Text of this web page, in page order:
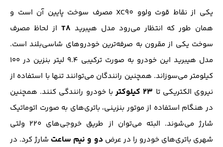
یکی از نقاط قوت ولوو XC90 مصرف سوخت پایین آن است و
همان طور که انتظار می‌رود مدل‌ هیبرید T8 از لحاظ مصرف
سوخت یکی از مقرون به صرفه‌ترین خودروهای شاسی‌بلند است.
مدل‌ هیبرید این خودرو به صورت ترکیبی ۹.۴ لیتر بنزین در ۱۰۰
کیلومتر می‌سوزاند. همچنین رانندگان می‌توانند تنها با استفاده از
نیروی الکتریکی تا ۲۳ کیلوکتر
با خودرو رانندگی کنند. همچنین
در هنگام استفاده از موتور بنزینی، باتری‌های به صورت اتوماتیک
شارژ می‌شوند. البته می‌توان از طریق خروجی‌های ۲۲۰ ولتی
شهری باتری‌های خودرو را در عرضدو و نیم ساعت شارژ کرد. در